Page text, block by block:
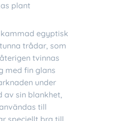
plant
kammad egyptisk
trådar, som
tvinnas
med fin glans
under
av sin blankhet,
till
speciellt bra till